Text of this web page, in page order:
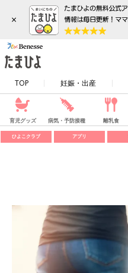
×
TOP 妊娠・出産
育児グッズ 病気・予防接種 離乳食
ひよこクラブ アプリ